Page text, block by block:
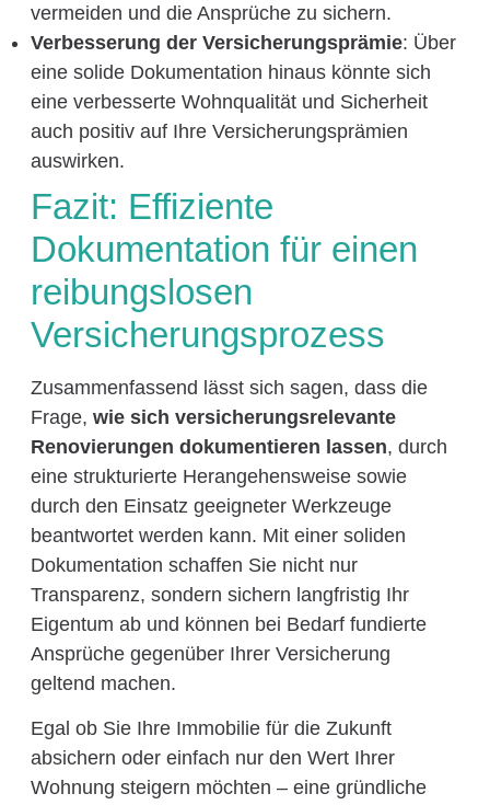
vermeiden und die Ansprüche zu sichern.
Verbesserung der Versicherungsprämie: Über
eine solide Dokumentation hinaus könnte sich
eine verbesserte Wohnqualität und Sicherheit
auch positiv auf Ihre Versicherungsprämien
auswirken.
Fazit: Effiziente
Dokumentation für einen
reibungslosen
Versicherungsprozess
Zusammenfassend lässt sich sagen, dass die
Frage, wie sich versicherungsrelevante
Renovierungen dokumentieren lassen, durch
eine strukturierte Herangehensweise sowie
durch den Einsatz geeigneter Werkzeuge
beantwortet werden kann. Mit einer soliden
Dokumentation schaffen Sie nicht nur
Transparenz, sondern sichern langfristig Ihr
Eigentum ab und können bei Bedarf fundierte
Ansprüche gegenüber Ihrer Versicherung
geltend machen.
Egal ob Sie Ihre Immobilie für die Zukunft
absichern oder einfach nur den Wert Ihrer
Wohnung steigern möchten – eine gründliche